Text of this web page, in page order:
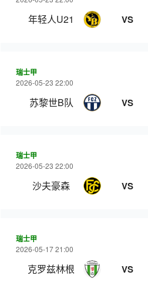
年轻人U21 VS
瑞士甲
2026-05-23 22:00
苏黎世B队 VS
瑞士甲
2026-05-23 22:00
沙夫豪森 VS
瑞士甲
2026-05-17 21:00
克罗兹林根 VS